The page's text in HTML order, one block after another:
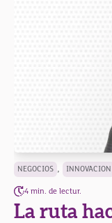
NEGOCIOS , INNOVACION
4 min. de lectur.
La ruta